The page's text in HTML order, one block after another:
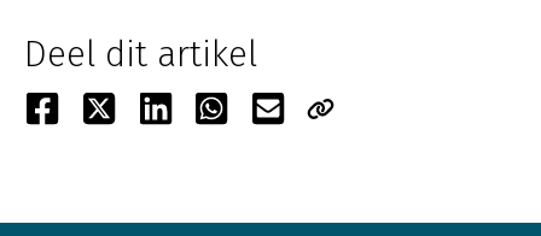
Deel dit artikel